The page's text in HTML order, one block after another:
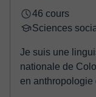
46 cours
Je suis une
nationale de
en anthropologie